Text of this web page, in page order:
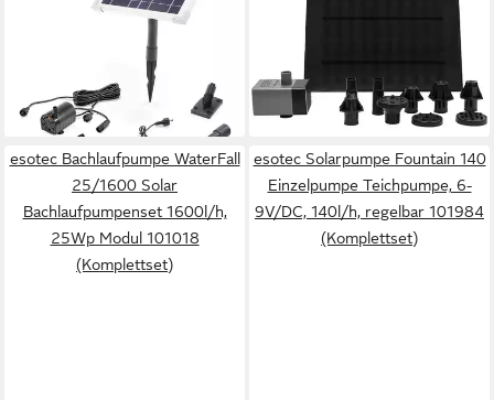
6/140 LED+Akkuspeicher
Deko-Brunnen Wasserspeier
101921 (Komplettset)
59,95 €
lieferbar - in 3-4 Werktagen bei dir
Heissner SOLAR
Wasserspielpumpen-Set 250
49,99 €
lieferbar - in 4-5 Werktagen bei dir
esotec Bachlaufpumpe WaterFall
25/1600 Solar
Bachlaufpumpenset 1600l/h,
25Wp Modul 101018
(Komplettset)
esotec Solarpumpe Fountain 140
Einzelpumpe Teichpumpe, 6-
9V/DC, 140l/h, regelbar 101984
(Komplettset)